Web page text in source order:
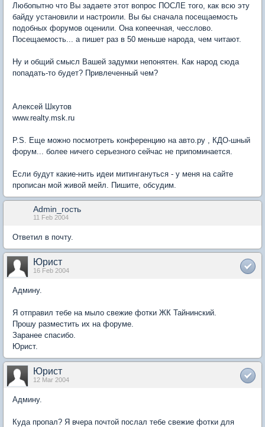
Любопытно что Вы задаете этот вопрос ПОСЛЕ того, как всю эту
байду установили и настроили. Вы бы сначала посещаемость
подобных форумов оценили. Она копеечная, чесслово.
Посещаемость... а пишет раз в 50 меньше народа, чем читают.
Ну и общий смысл Вашей задумки непонятен. Как народ сюда
попадать-то будет? Привлеченный чем?
Алексей Шкутов
www.realty.msk.ru
P.S. Еще можно посмотреть конференцию на авто.ру , КДО-шный
форум... более ничего серьезного сейчас не припоминается.
Если будут какие-нить идеи митингануться - у меня на сайте
прописан мой живой мейл. Пишите, обсудим.
Admin_гость
11 Feb 2004
Ответил в почту.
Юрист
16 Feb 2004
Админу.
Я отправил тебе на мыло свежие фотки ЖК Тайнинский.
Прошу разместить их на форуме.
Заранее спасибо.
Юрист.
Юрист
12 Mar 2004
Админу.
Куда пропал? Я вчера почтой послал тебе свежие фотки для